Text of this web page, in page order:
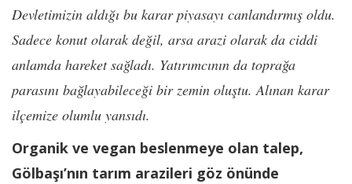
Devletimizin aldığı bu karar piyasayı canlandırmış oldu.
Sadece konut olarak değil, arsa arazi olarak da ciddi
anlamda hareket sağladı. Yatırımcının da toprağa
parasını bağlayabileceği bir zemin oluştu. Alınan karar
ilçemize olumlu yansıdı.
Organik ve vegan beslenmeye olan talep,
Gölbaşı’nın tarım arazileri göz önünde